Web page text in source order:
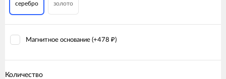
серебро золото
Магнитное основание (+478 ₽)
Количество